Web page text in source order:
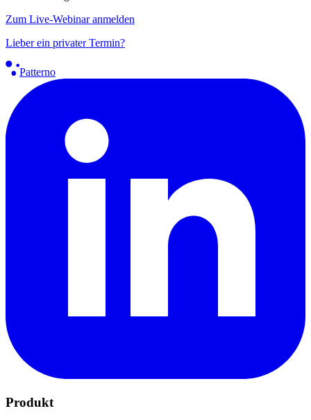
Zum Live-Webinar anmelden
Lieber ein privater Termin?
Patterno
Produkt